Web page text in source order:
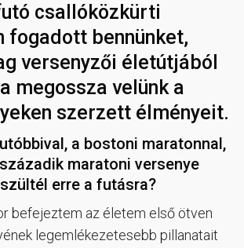
csallóközkürti
fogadott bennünket,
versenyzői életútjából
megossza velünk a
szerzett élményeit.
a bostoni maratonnal,
maratoni versenye
erre a futásra?
befejeztem az életem első ötven
legemlékezetesebb pillanatait